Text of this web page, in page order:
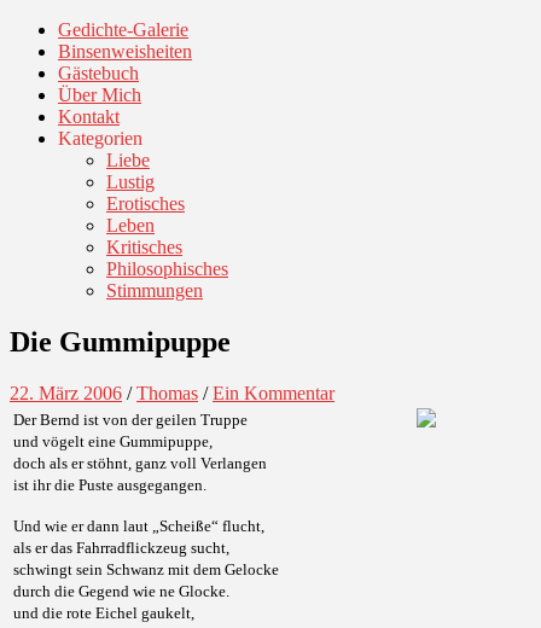
Gedichte-Galerie
Binsenweisheiten
Gästebuch
Über Mich
Kontakt
Kategorien
Liebe
Lustig
Erotisches
Leben
Kritisches
Philosophisches
Stimmungen
Die Gummipuppe
22. März 2006 /Thomas /Ein Kommentar
Der Bernd ist von der geilen Truppe
und vögelt eine Gummipuppe,
doch als er stöhnt, ganz voll Verlangen
ist ihr die Puste ausgegangen.
Und wie er dann laut „Scheiße“ flucht,
als er das Fahrradflickzeug sucht,
schwingt sein Schwanz mit dem Gelocke
durch die Gegend wie ne Glocke.
und die rote Eichel gaukelt,